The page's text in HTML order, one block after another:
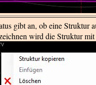
gibt an, ob eine Struktur
wird die Struktur